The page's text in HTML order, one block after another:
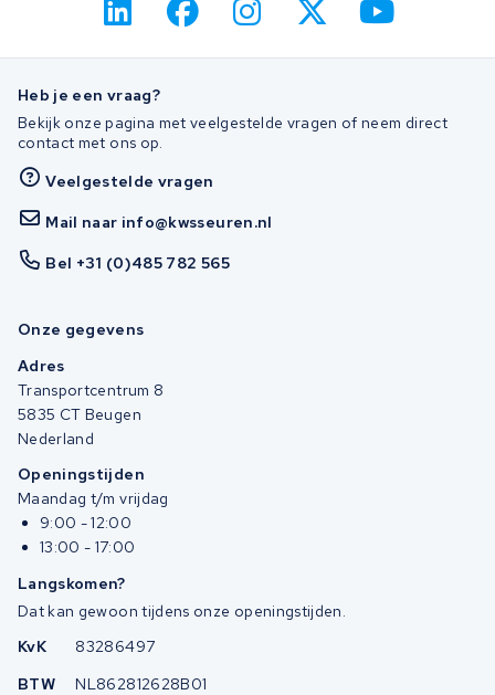
Heb je een vraag?
Bekijk onze pagina met veelgestelde vragen of neem direct
contact met ons op.
Veelgestelde vragen
Mail naar info@kwsseuren.nl
Bel +31 (0)485 782 565
Onze gegevens
Adres
Transportcentrum 8
5835 CT Beugen
Nederland
Openingstijden
Maandag t/m vrijdag
9:00 - 12:00
13:00 - 17:00
Langskomen?
Dat kan gewoon tijdens onze openingstijden.
KvK
83286497
BTW
NL862812628B01